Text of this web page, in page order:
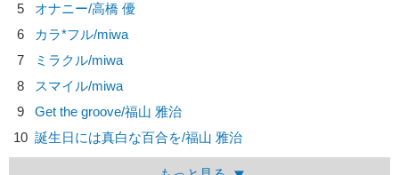
5
オナニー/高橋 優
6
カラ*フル/miwa
7
ミラクル/miwa
8
スマイル/miwa
9
Get the groove/福山 雅治
10 誕生日には真白な百合を/福山 雅治